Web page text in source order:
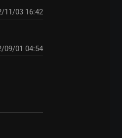
11/03 16:42
09/01 04:54